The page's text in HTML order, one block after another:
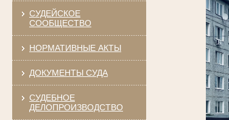
СУДЕЙСКОЕ
СООБЩЕСТВО
НОРМАТИВНЫЕ АКТЫ
ДОКУМЕНТЫ СУДА
СУДЕБНОЕ
ДЕЛОПРОИЗВОДСТВО